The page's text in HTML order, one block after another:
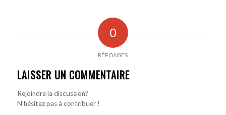
0
RÉPONSES
LAISSER UN COMMENTAIRE
Rejoindre la discussion?
N’hésitez pas à contribuer !